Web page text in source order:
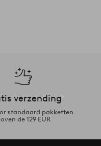
verzending
standaard pakketten
de 129 EUR